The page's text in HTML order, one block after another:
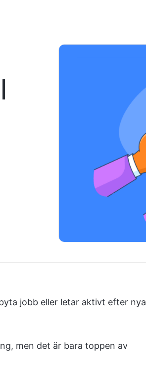
jobb eller letar aktivt efter nya
men det är bara toppen av